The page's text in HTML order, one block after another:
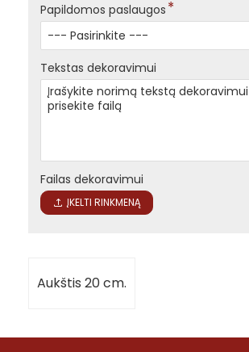
Papildomos paslaugos
Tekstas dekoravimui
Failas dekoravimui
ĮKELTI RINKMENĄ
Aukštis 20 cm.